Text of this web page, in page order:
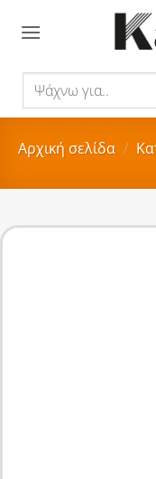
για..
Αρχική σελίδα /